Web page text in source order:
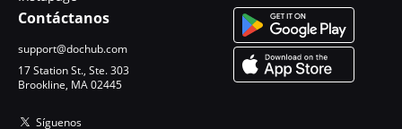
Contáctanos
support@dochub.com
17 Station St., Ste. 303
Brookline, MA 02445
Síguenos